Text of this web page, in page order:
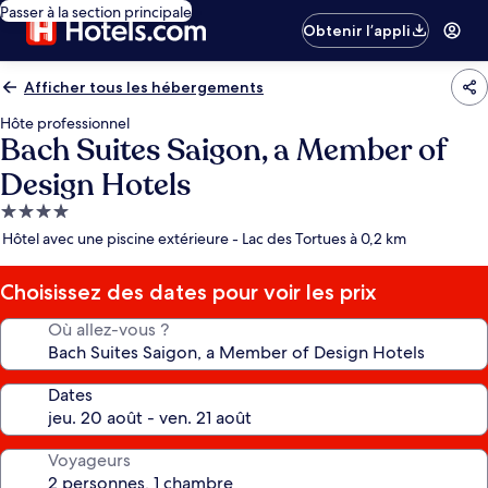
Passer à la section principale
Obtenir l’appli
Afficher tous les hébergements
Hôte professionnel
Bach Suites Saigon, a Member of
Design Hotels
Hébergement
4.0 étoiles
Hôtel avec une piscine extérieure - Lac des Tortues à 0,2 km
Choisissez des dates pour voir les prix
Où allez-vous ?
Dates
Voyageurs